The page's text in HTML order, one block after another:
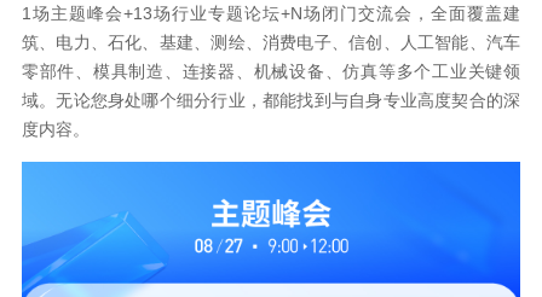
1场主题峰会+13场行业专题论坛+N场闭门交流会，全面覆盖建
筑、电力、石化、基建、测绘、消费电子、信创、人工智能、汽车
零部件、模具制造、连接器、机械设备、仿真等多个工业关键领
域。无论您身处哪个细分行业，都能找到与自身专业高度契合的深
度内容。